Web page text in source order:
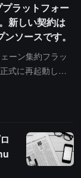
ラットフォー
新しい契約は
ソースです。
ーン集約フラッ
式に再起動しま
最大 100 万ドル
別モジュールによ
Swap のクロス
ェーンブリッジ
ンアグリゲーション